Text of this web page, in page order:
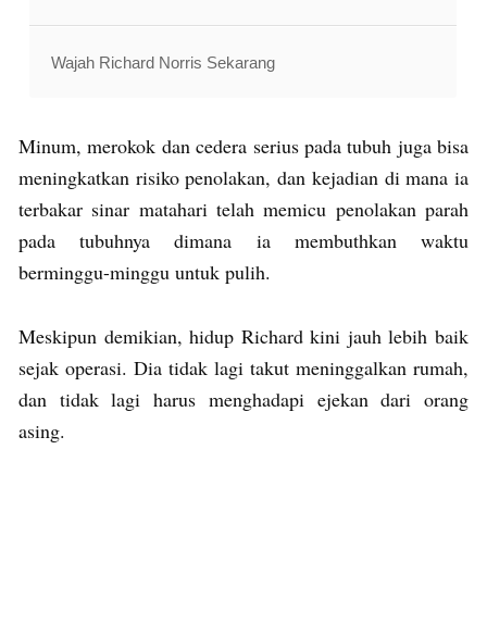
Wajah Richard Norris Sekarang
Minum, merokok dan cedera serius pada tubuh juga bisa
meningkatkan risiko penolakan, dan kejadian di mana ia
terbakar sinar matahari telah memicu penolakan parah
pada tubuhnya dimana ia membuthkan waktu
berminggu-minggu untuk pulih.
Meskipun demikian, hidup Richard kini jauh lebih baik
sejak operasi. Dia tidak lagi takut meninggalkan rumah,
dan tidak lagi harus menghadapi ejekan dari orang
asing.